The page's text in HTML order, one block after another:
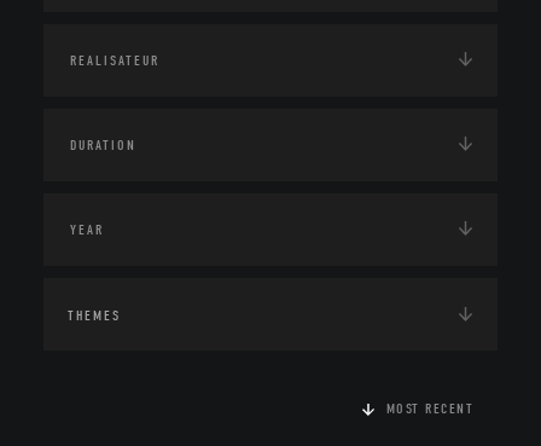
THEMES
MOST RECENT